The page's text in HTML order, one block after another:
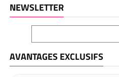
NEWSLETTER
AVANTAGES EXCLUSIFS